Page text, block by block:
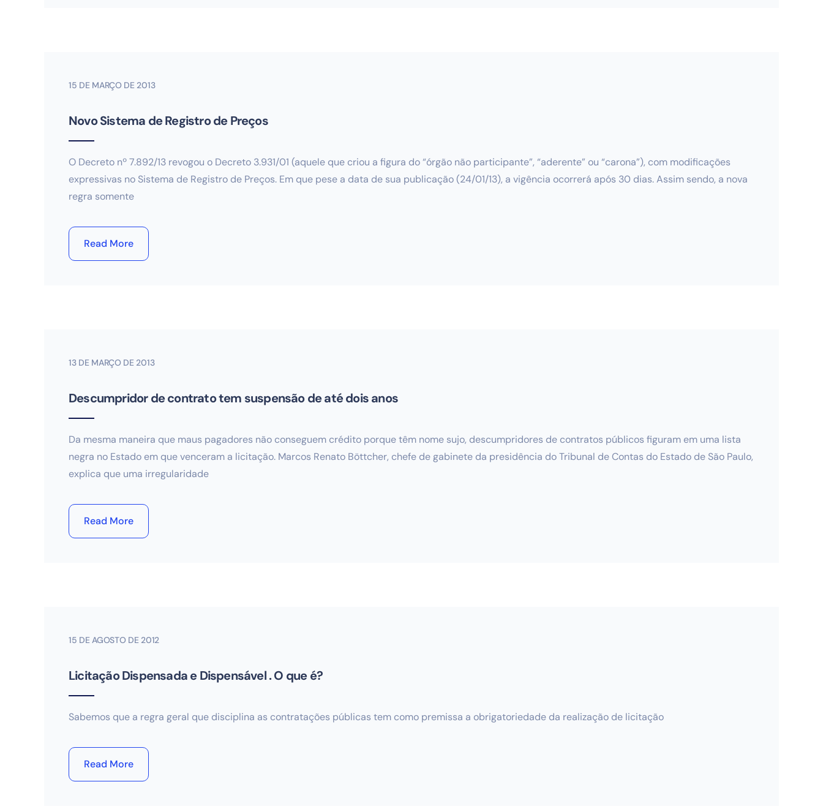
15 DE MARÇO DE 2013
Novo Sistema de Registro de Preços
O Decreto nº 7.892/13 revogou o Decreto 3.931/01 (aquele que criou a figura do “órgão não participante”, “aderente” ou “carona”), com modificações
expressivas no Sistema de Registro de Preços. Em que pese a data de sua publicação (24/01/13), a vigência ocorrerá após 30 dias. Assim sendo, a nova
regra somente
Read More
13 DE MARÇO DE 2013
Descumpridor de contrato tem suspensão de até dois anos
Da mesma maneira que maus pagadores não conseguem crédito porque têm nome sujo, descumpridores de contratos públicos figuram em uma lista
negra no Estado em que venceram a licitação. Marcos Renato Böttcher, chefe de gabinete da presidência do Tribunal de Contas do Estado de São Paulo,
explica que uma irregularidade
Read More
15 DE AGOSTO DE 2012
Licitação Dispensada e Dispensável . O que é?
Sabemos que a regra geral que disciplina as contratações públicas tem como premissa a obrigatoriedade da realização de licitação
Read More